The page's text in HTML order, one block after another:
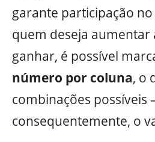
garante participação
quem deseja aumentar
ganhar, é possível
número por coluna, o
combinações possíveis
consequentemente, o